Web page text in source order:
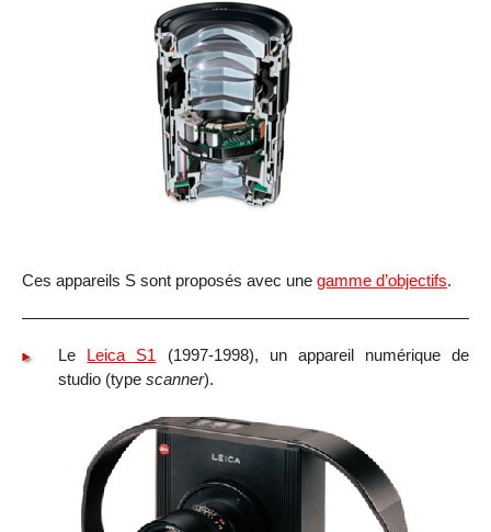
Ces appareils S sont proposés avec une gamme d’objectifs.
Le Leica S1 (1997-1998), un appareil numérique de
studio (typescanner).